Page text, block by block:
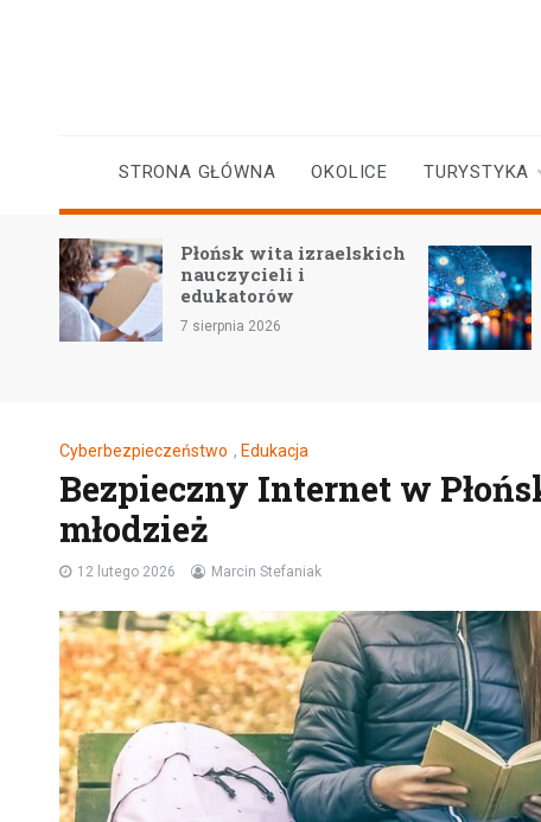
STRONA GŁÓWNA OKOLICE TURYSTYKA
wita izraelskich
i
sierpnia 2026
Gwałtowne
wód: ostrzeżenie
mieszkańców rzeki
Wisły i okolic
5 sierpnia 2026
Cyberbezpieczeństwo , Edukacja
Bezpieczny Internet w
młodzież
12 lutego 2026 Marcin Stefaniak